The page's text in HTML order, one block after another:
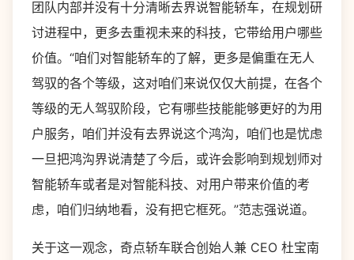
团队内部并没有十分清晰去界说智能轿车，在规划研
讨进程中，更多去重视未来的科技，它带给用户哪些
价值。“咱们对智能轿车的了解，更多是偏重在无人
驾驭的各个等级，这对咱们来说仅仅大前提，在各个
等级的无人驾驭阶段，它有哪些技能能够更好的为用
户服务，咱们并没有去界说这个鸿沟，咱们也是忧虑
一旦把鸿沟界说清楚了今后，或许会影响到规划师对
智能轿车或者是对智能科技、对用户带来价值的考
虑，咱们归纳地看，没有把它框死。”范志强说道。
关于这一观念，奇点轿车联合创始人兼 CEO 杜宝南